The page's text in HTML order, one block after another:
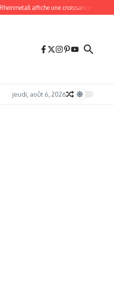
affiche une croissance record en
jeudi, août 6, 2026